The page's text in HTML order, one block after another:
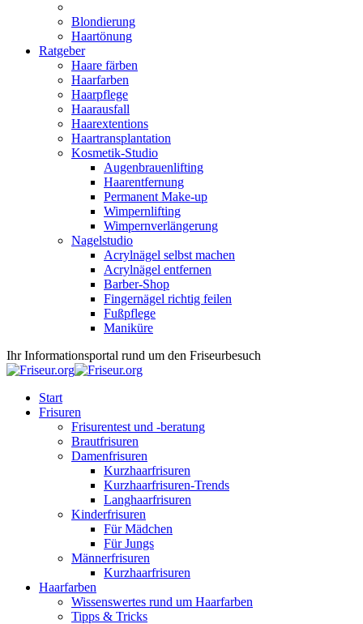
Blondierung
Haartönung
Ratgeber
Haare färben
Haarfarben
Haarpflege
Haarausfall
Haarextentions
Haartransplantation
Kosmetik-Studio
Augenbrauenlifting
Haarentfernung
Permanent Make-up
Wimpernlifting
Wimpernverlängerung
Nagelstudio
Acrylnägel selbst machen
Acrylnägel entfernen
Barber-Shop
Fingernägel richtig feilen
Fußpflege
Maniküre
Ihr Informationsportal rund um den Friseurbesuch
Start
Frisuren
Frisurentest und -beratung
Brautfrisuren
Damenfrisuren
Kurzhaarfrisuren
Kurzhaarfrisuren-Trends
Langhaarfrisuren
Kinderfrisuren
Für Mädchen
Für Jungs
Männerfrisuren
Kurzhaarfrisuren
Haarfarben
Wissenswertes rund um Haarfarben
Tipps & Tricks